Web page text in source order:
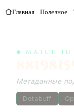
Главная Полезное
◆ MATCH ID
Метаданные
Dotabuff